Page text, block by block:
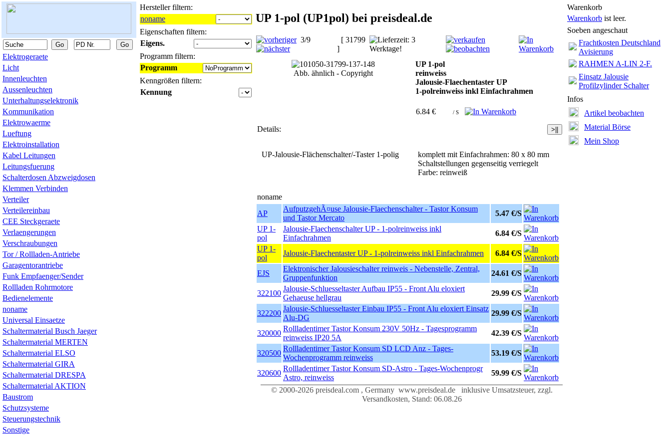
Elektrogeraete
Licht
Innenleuchten
Aussenleuchten
Unterhaltungselektronik
Kommunikation
Elektrowaerme
Lueftung
Elektroinstallation
Kabel Leitungen
Leitungsfuerung
Schalterdosen Abzweigdosen
Klemmen Verbinden
Verteiler
Verteilereinbau
CEE Steckgeraete
Verlaengerungen
Verschraubungen
Tor / Rollladen-Antriebe
Garagentorantriebe
Funk Empfaenger/Sender
Rollladen Rohrmotore
Bedienelemente
noname
Universal Einsaetze
Schaltermaterial Busch Jaeger
Schaltermaterial MERTEN
Schaltermaterial ELSO
Schaltermaterial GIRA
Schaltermaterial DRESPA
Schaltermaterial AKTION
Baustrom
Schutzsysteme
Steuerungstechnik
Sonstige
Hersteller filtern:
noname
Eigenschaften filtern:
Eigens.
Programm filtern:
Programm
Kenngrößen filtern:
Kennung
UP 1-pol (UP1pol) bei preisdeal.de
3/9
[ 31799
]
Abb. ähnlich - Copyright
UP 1-pol
reinweiss
Jalousie-Flaechentaster UP
1-polreinweiss inkl Einfachrahmen
6.84 € / S
Details:
UP-Jalousie-Flächenschalter/-Taster 1-polig
komplett mit Einfachrahmen: 80 x 80 mm
Schaltstellungen gegenseitig verriegelt
Farbe: reinweiß
noname
AP
AufputzgehÃ¤use Jalousie-Flaechenschalter - Tastor Konsum
und Tastor Mercato
5.47 €/S
UP 1-
pol
Jalousie-Flaechenschalter UP - 1-polreinweiss inkl
Einfachrahmen
6.84 €/S
UP 1-
pol
Jalousie-Flaechentaster UP - 1-polreinweiss inkl Einfachrahmen 6.84 €/S
EJS
Elektronischer Jalousieschalter reinweis - Nebenstelle, Zentral,
Gruppenfunktion
24.61 €/S
322100
Jalousie-Schluesseltaster Aufbau IP55 - Front Alu eloxiert
Gehaeuse hellgrau
29.99 €/S
322200
Jalousie-Schluesseltaster Einbau IP55 - Front Alu eloxiert Einsatz
Alu-DG
29.99 €/S
320000
Rollladentimer Tastor Konsum 230V 50Hz - Tagesprogramm
reinweiss IP20 5A
42.39 €/S
320500
Rollladentimer Tastor Konsum SD LCD Anz - Tages-
Wochenprogramm reinweiss
53.19 €/S
320600
Rollladentimer Tastor Konsum SD-Astro - Tages-Wochenprogr
Astro, reinweiss
59.99 €/S
© 2000-2026 preisdeal.com , Germany www.preisdeal.de inklusive Umsatzsteuer, zzgl.
Versandkosten, Stand: 06.08.26
Warenkorb
Warenkorb ist leer.
Soeben angeschaut
Frachtkosten Deutschland
Avisierung
RAHMEN A-LIN 2-F.
Einsatz Jalousie
Profilzylinder Schalter
Infos
Artikel beobachten
Material Börse
Mein Shop